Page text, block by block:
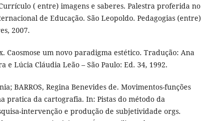
( entre) imagens e saberes. Palestra proferida no
de Educação. São Leopoldo. Pedagogias (entre)
2007.
Caosmose um novo paradigma estético. Tradução: Ana
e Lúcia Cláudia Leão – São Paulo: Ed. 34, 1992.
BARROS, Regina Benevides de. Movimentos-funções
pratica da cartografia. In: Pistas do método da
intervenção e produção de subjetividade orgs.